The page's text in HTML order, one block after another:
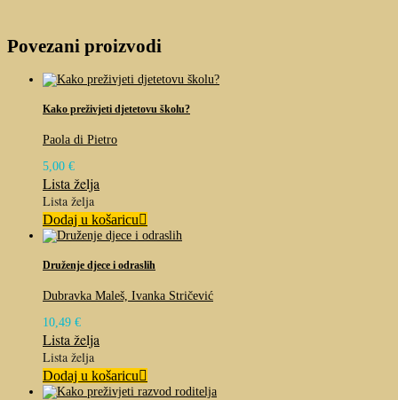
Povezani proizvodi
Kako preživjeti djetetovu školu?
Paola di Pietro
5,00 €
Lista želja
Lista želja
Dodaj u košaricu
Druženje djece i odraslih
Dubravka Maleš, Ivanka Stričević
10,49 €
Lista želja
Lista želja
Dodaj u košaricu